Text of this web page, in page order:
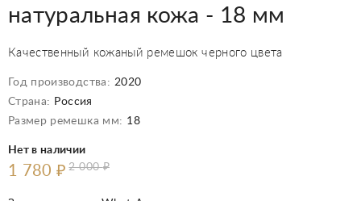
натуральная кожа - 18 мм
Качественный кожаный ремешок черного цвета
Год производства: 2020
Страна: Россия
Размер ремешка мм: 18
Нет в наличии
1 780₽ 2 000₽